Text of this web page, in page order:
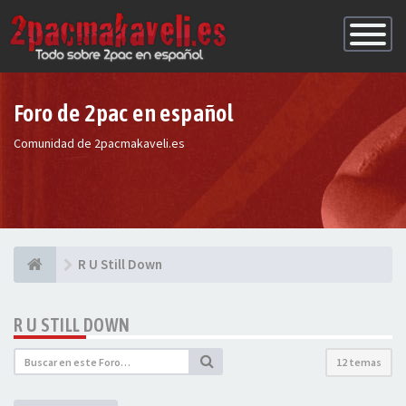
de
Foro de 2pac en español
Comunidad de 2pacmakaveli.es
R U Still Down
R U STILL DOWN
12 temas